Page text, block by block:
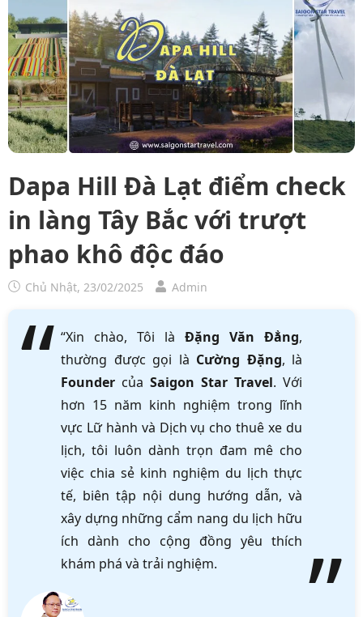
Dapa Hill Đà Lạt điểm check
in làng Tây Bắc với trượt
phao khô độc đáo
Chủ Nhật, 23/02/2025 Admin
“Xin chào, Tôi là Đặng Văn Đẳng,
thường được gọi là Cường Đặng, là
Founder của Saigon Star Travel. Với
hơn 15 năm kinh nghiệm trong lĩnh
vực Lữ hành và Dịch vụ cho thuê xe du
lịch, tôi luôn dành trọn đam mê cho
việc chia sẻ kinh nghiệm du lịch thực
tế, biên tập nội dung hướng dẫn, và
xây dựng những cẩm nang du lịch hữu
ích dành cho cộng đồng yêu thích
khám phá và trải nghiệm.